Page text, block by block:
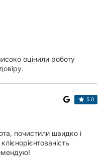
оцінили роботу
5.0
почистили швидко і